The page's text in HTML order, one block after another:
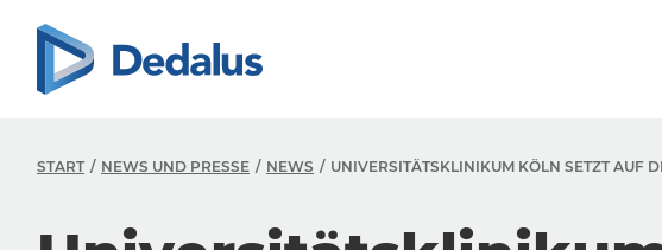
START NEWS UND PRESSE NEWS UNIVERSITÄTSKLINIKUM KÖLN SETZT AUF